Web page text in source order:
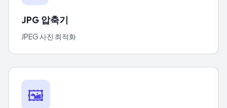
JPG 압축기
JPEG 사진 최적화
🖼️